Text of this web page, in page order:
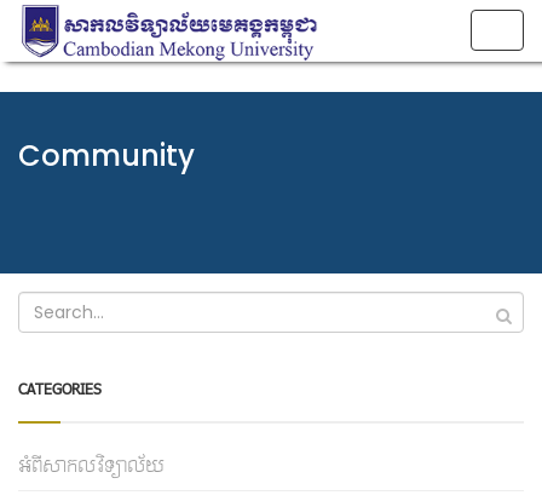
Community
CATEGORIES
អំពីសាកលវិទ្យាល័យ